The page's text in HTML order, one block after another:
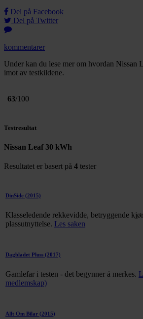
Del på Facebook
Del på Twitter
kommentarer
Under kan du lese mer om hvordan Nissan
imot av testkildene.
63/100
Testresultat
Nissan Leaf 30 kWh
Resultatet er basert på 4 tester
DinSide (2015)
Klasseledende rekkevidde, betryggende
plassutnyttelse. Les saken
Dagbladet Pluss (2017)
Gamlefar i testen - det begynner å merkes.
medlemskap)
Allt Om Bilar (2015)